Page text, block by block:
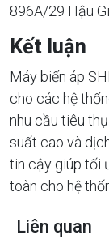
896A/29 Hậu
Kết luận
Máy biến áp
cho các hệ
nhu cầu tiêu
suất cao và
tin cậy giúp tối
toàn cho hệ
Liên quan